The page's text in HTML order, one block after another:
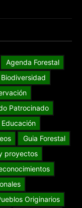
Agenda Forestal
Biodiversidad
Patrocinado
Educación
Guia Forestal
proyectos
Originarios